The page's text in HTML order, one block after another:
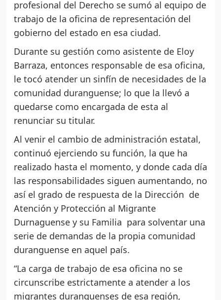
profesional del Derecho se sumó al equipo de
trabajo de la oficina de representación del
gobierno del estado en esa ciudad.
Durante su gestión como asistente de Eloy
Barraza, entonces responsable de esa oficina,
le tocó atender un sinfín de necesidades de la
comunidad duranguense; lo que la llevó a
quedarse como encargada de esta al
renunciar su titular.
Al venir el cambio de administración estatal,
continuó ejerciendo su función, la que ha
realizado hasta el momento, y donde cada día
las responsabilidades siguen aumentando, no
así el grado de respuesta de la Dirección de
Atención y Protección al Migrante
Durnaguense y su Familia para solventar una
serie de demandas de la propia comunidad
duranguense en aquel país.
“La carga de trabajo de esa oficina no se
circunscribe estrictamente a atender a los
migrantes duranguenses de esa región,